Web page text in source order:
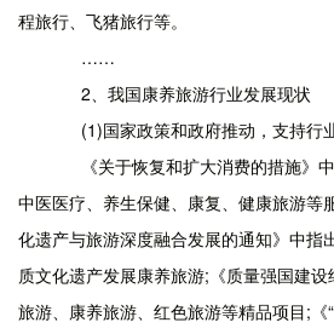
程旅行、飞猪旅行等。
……
2、我国康养旅游行业发展现状
(1)国家政策和政府推动，支持行
《关于恢复和扩大消费的措施》中
中医医疗、养生保健、康复、健康旅游等
化遗产与旅游深度融合发展的通知》中指
质文化遗产发展康养旅游;《质量强国建
旅游、康养旅游、红色旅游等精品项目;《